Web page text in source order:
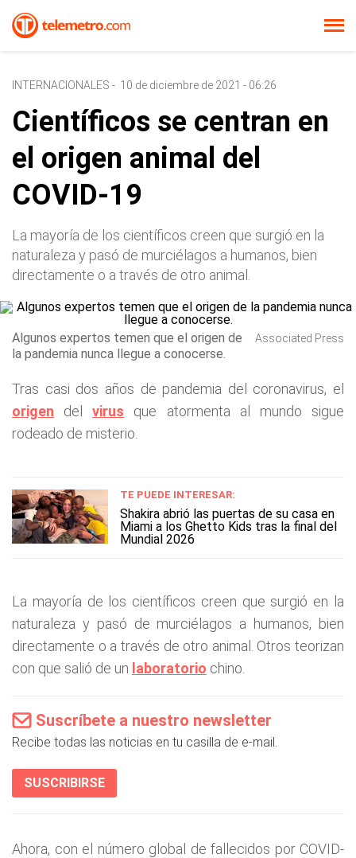
INTERNACIONALES - 10 de diciembre de 2021 - 06:26
Científicos se centran en
el origen animal del
COVID-19
La mayoría de los científicos creen que surgió en la
naturaleza y pasó de murciélagos a humanos, bien
directamente o a través de otro animal.
Algunos expertos temen que el origen de
la pandemia nunca llegue a conocerse.
Associated Press
Tras casi dos años de pandemia del coronavirus, el
origen delvirus que atormenta al mundo sigue
rodeado de misterio.
TE PUEDE INTERESAR:
Shakira abrió las puertas de su casa en
Miami a los Ghetto Kids tras la final del
Mundial 2026
La mayoría de los científicos creen que surgió en la
naturaleza y pasó de murciélagos a humanos, bien
directamente o a través de otro animal. Otros teorizan
con que salió de un laboratorio chino.
Suscríbete a nuestro newsletter
Recibe todas las noticias en tu casilla de e-mail.
SUSCRIBIRSE
Ahora, con el número global de fallecidos por COVID-